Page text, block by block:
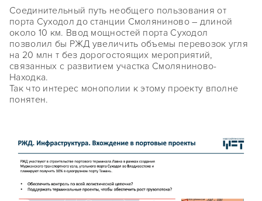
Соединительный путь необщего пользования от
порта Суходол до станции Смоляниново – длиной
около 10 км. Ввод мощностей порта Суходол
позволил бы РЖД увеличить объемы перевозок угля
на 20 млн т без дорогостоящих мероприятий,
связанных с развитием участка Смоляниново-
Находка.
Так что интерес монополии к этому проекту вполне
понятен.